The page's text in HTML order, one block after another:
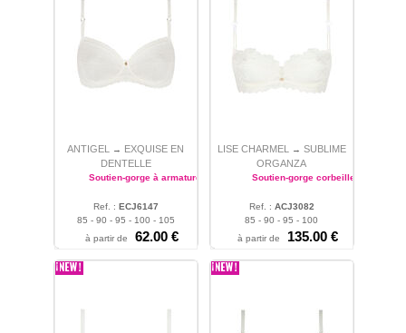
ANTIGEL → EXQUISE EN
DENTELLE
Soutien-gorge à armatures
Ref. : ECJ6147
85 - 90 - 95 - 100 - 105
à partir de
62.00 €
LISE CHARMEL → SUBLIME
ORGANZA
Soutien-gorge corbeille
Ref. : ACJ3082
85 - 90 - 95 - 100
à partir de
135.00 €